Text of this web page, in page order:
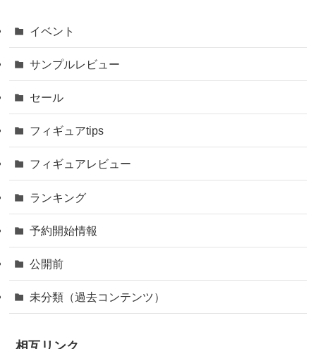
イベント
サンプルレビュー
セール
フィギュアtips
フィギュアレビュー
ランキング
予約開始情報
公開前
未分類（過去コンテンツ）